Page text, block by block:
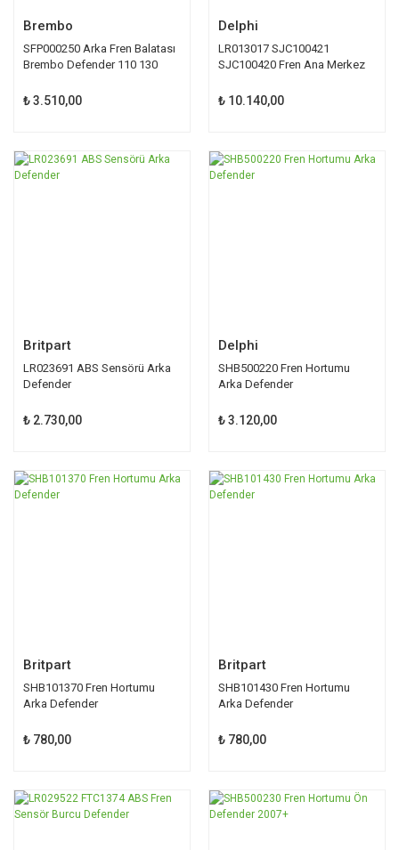
Brembo
SFP000250 Arka Fren Balatası
Brembo Defender 110 130
₺ 3.510,00
Delphi
LR013017 SJC100421
SJC100420 Fren Ana Merkez
₺ 10.140,00
Britpart
LR023691 ABS Sensörü Arka
Defender
₺ 2.730,00
Delphi
SHB500220 Fren Hortumu
Arka Defender
₺ 3.120,00
Britpart
SHB101370 Fren Hortumu
Arka Defender
₺ 780,00
Britpart
SHB101430 Fren Hortumu
Arka Defender
₺ 780,00